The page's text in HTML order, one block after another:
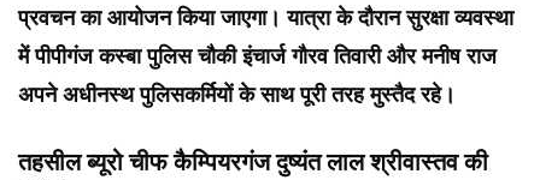
प्रवचन का आयोजन किया जाएगा। यात्रा के दौरान सुरक्षा व्यवस्था
में पीपीगंज कस्बा पुलिस चौकी इंचार्ज गौरव तिवारी और मनीष राज
अपने अधीनस्थ पुलिसकर्मियों के साथ पूरी तरह मुस्तैद रहे।
तहसील ब्यूरो चीफ कैम्पियरगंज दुष्यंत लाल श्रीवास्तव की